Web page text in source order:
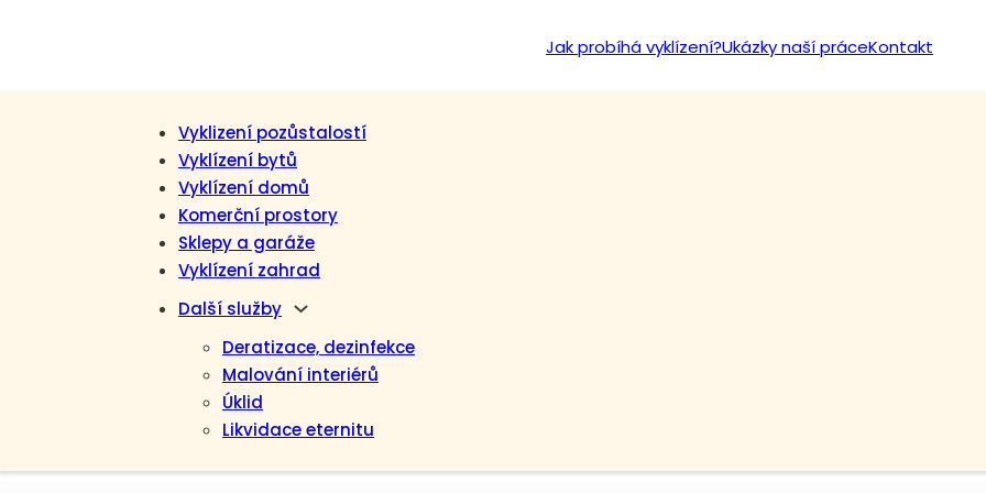
Jak probíhá vyklízení?Ukázky naší práceKontakt
Vyklizení pozůstalostí
Vyklízení bytů
Vyklízení domů
Komerční prostory
Sklepy a garáže
Vyklízení zahrad
Další služby
Deratizace, dezinfekce
Malování interiérů
Úklid
Likvidace eternitu